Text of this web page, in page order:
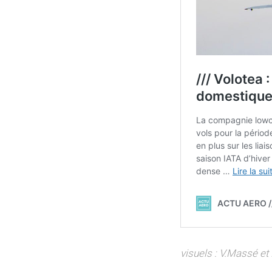
visuels : V.Massé et